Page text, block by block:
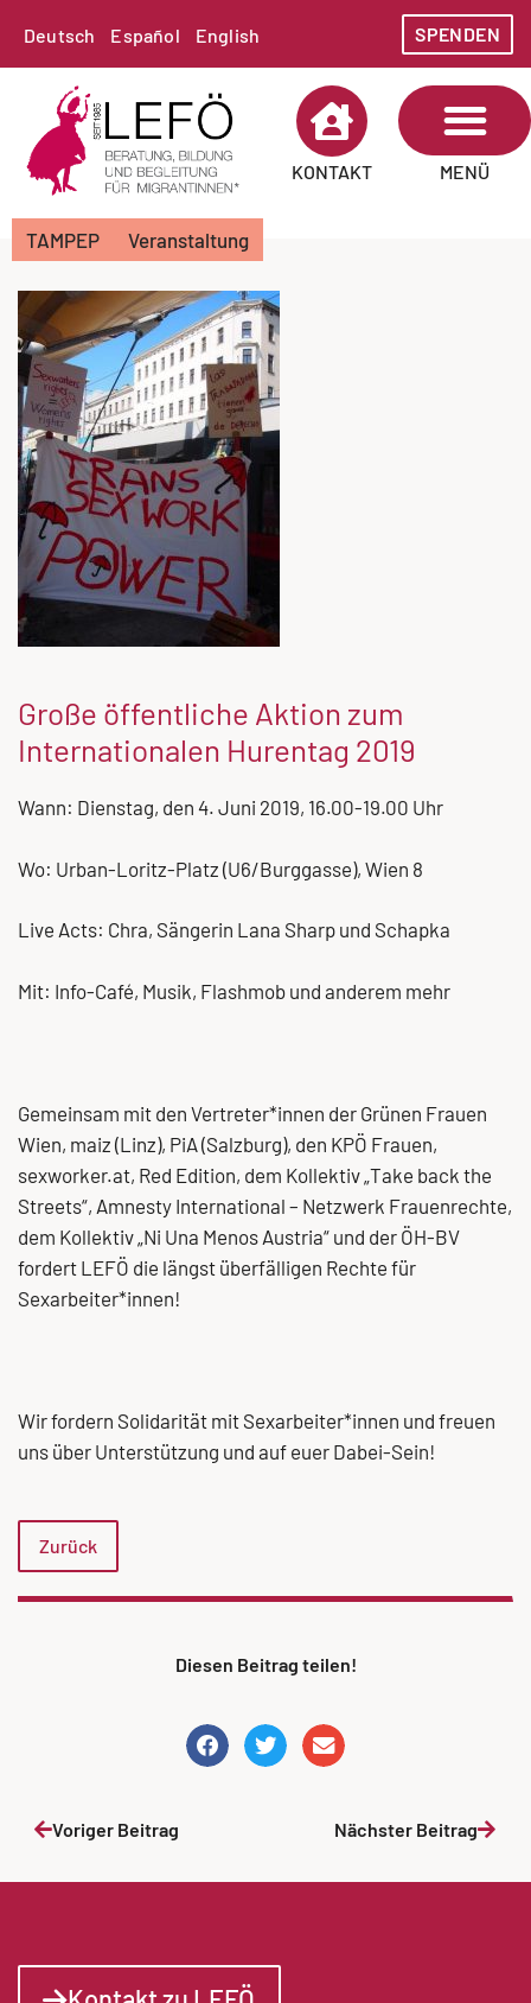
Deutsch Español English SPENDEN
KONTAKT MENÜ
TAMPEP Veranstaltung
Große öffentliche Aktion zum
Internationalen Hurentag 2019
Wann: Dienstag, den 4. Juni 2019, 16.00-19.00 Uhr
Wo: Urban-Loritz-Platz (U6/Burggasse), Wien 8
Live Acts: Chra, Sängerin Lana Sharp und Schapka
Mit: Info-Café, Musik, Flashmob und anderem mehr
Gemeinsam mit den Vertreter*innen der Grünen Frauen
Wien, maiz (Linz), PiA (Salzburg), den KPÖ Frauen,
sexworker.at, Red Edition, dem Kollektiv „Take back the
Streets“, Amnesty International – Netzwerk Frauenrechte,
dem Kollektiv „Ni Una Menos Austria“ und der ÖH-BV
fordert LEFÖ die längst überfälligen Rechte für
Sexarbeiter*innen!
Wir fordern Solidarität mit Sexarbeiter*innen und freuen
uns über Unterstützung und auf euer Dabei-Sein!
Zurück
Diesen Beitrag teilen!
Voriger Beitrag Nächster Beitrag